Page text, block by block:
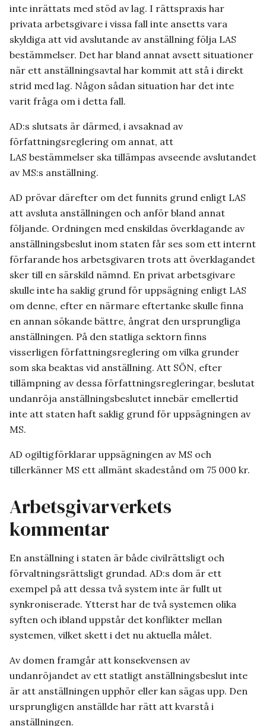
inte inrättats med stöd av lag. I rättspraxis har
privata arbetsgivare i vissa fall inte ansetts vara
skyldiga att vid avslutande av anställning följa LAS
bestämmelser. Det har bland annat avsett situationer
när ett anställningsavtal har kommit att stå i direkt
strid med lag. Någon sådan situation har det inte
varit fråga om i detta fall.
AD:s slutsats är därmed, i avsaknad av
författningsreglering om annat, att
LAS bestämmelser ska tillämpas avseende avslutandet
av MS:s anställning.
AD prövar därefter om det funnits grund enligt LAS
att avsluta anställningen och anför bland annat
följande. Ordningen med enskildas överklagande av
anställningsbeslut inom staten får ses som ett internt
förfarande hos arbetsgivaren trots att överklagandet
sker till en särskild nämnd. En privat arbetsgivare
skulle inte ha saklig grund för uppsägning enligt LAS
om denne, efter en närmare eftertanke skulle finna
en annan sökande bättre, ångrat den ursprungliga
anställningen. På den statliga sektorn finns
visserligen författningsreglering om vilka grunder
som ska beaktas vid anställning. Att SÖN, efter
tillämpning av dessa författningsregleringar, beslutat
undanröja anställningsbeslutet innebär emellertid
inte att staten haft saklig grund för uppsägningen av
MS.
AD ogiltigförklarar uppsägningen av MS och
tillerkänner MS ett allmänt skadestånd om 75 000 kr.
Arbetsgivarverkets
kommentar
En anställning i staten är både civilrättsligt och
förvaltningsrättsligt grundad. AD:s dom är ett
exempel på att dessa två system inte är fullt ut
synkroniserade. Ytterst har de två systemen olika
syften och ibland uppstår det konflikter mellan
systemen, vilket skett i det nu aktuella målet.
Av domen framgår att konsekvensen av
undanröjandet av ett statligt anställningsbeslut inte
är att anställningen upphör eller kan sägas upp. Den
ursprungligen anställde har rätt att kvarstå i
anställningen.